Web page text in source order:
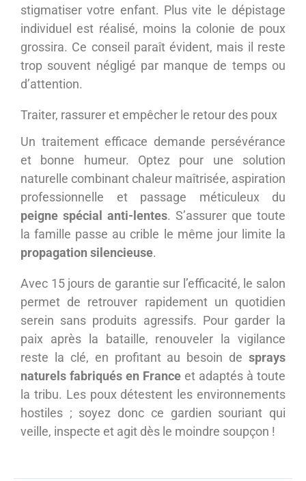
stigmatiser votre enfant. Plus vite le dépistage
individuel est réalisé, moins la colonie de poux
grossira. Ce conseil paraît évident, mais il reste
trop souvent négligé par manque de temps ou
d’attention.
Traiter, rassurer et empêcher le retour des poux
Un traitement efficace demande persévérance
et bonne humeur. Optez pour une solution
naturelle combinant chaleur maîtrisée, aspiration
professionnelle et passage méticuleux du
peigne spécial anti-lentes. S’assurer que toute
la famille passe au crible le même jour limite la
propagation silencieuse.
Avec 15 jours de garantie sur l’efficacité, le salon
permet de retrouver rapidement un quotidien
serein sans produits agressifs. Pour garder la
paix après la bataille, renouveler la vigilance
reste la clé, en profitant au besoin de sprays
naturels fabriqués en France et adaptés à toute
la tribu. Les poux détestent les environnements
hostiles ; soyez donc ce gardien souriant qui
veille, inspecte et agit dès le moindre soupçon !